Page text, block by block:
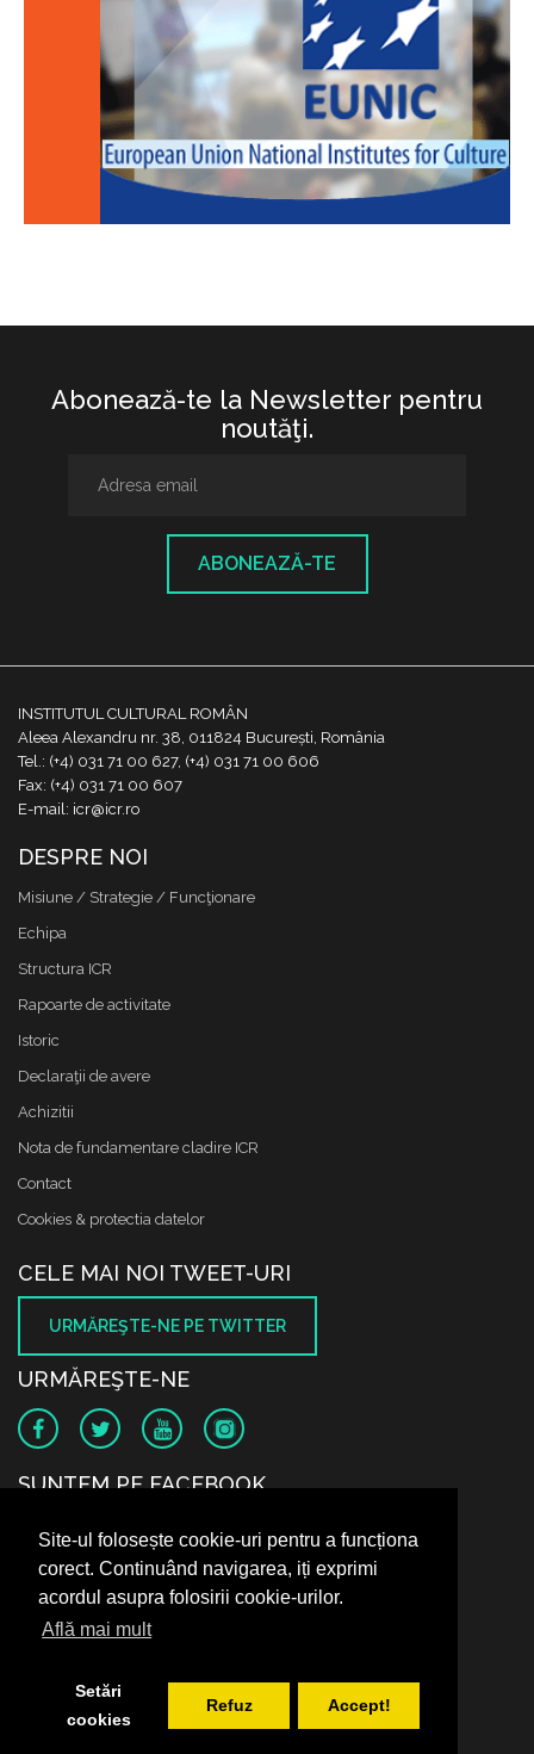
Site-ul folosește cookie-uri pentru a funcționa
corect. Continuând navigarea, iți exprimi
acordul asupra folosirii cookie-urilor.
Află mai mult
Setări
cookies
Refuz Accept!
Abonează-te la Newsletter pentru
noutăţi.
ABONEAZĂ-TE
INSTITUTUL CULTURAL ROMÂN
Aleea Alexandru nr. 38, 011824 București, România
Tel.: (+4) 031 71 00 627, (+4) 031 71 00 606
Fax: (+4) 031 71 00 607
E-mail: icr@icr.ro
DESPRE NOI
Misiune / Strategie / Funcţionare
Echipa
Structura ICR
Rapoarte de activitate
Istoric
Declaraţii de avere
Achizitii
Nota de fundamentare cladire ICR
Contact
Cookies & protectia datelor
CELE MAI NOI TWEET-URI
URMĂREŞTE-NE PE TWITTER
URMĂREŞTE-NE
SUNTEM PE FACEBOOK